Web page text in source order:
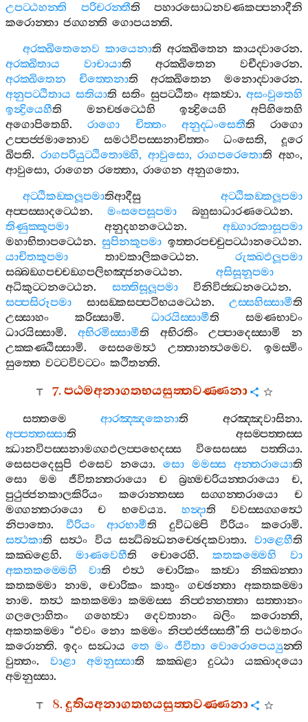
උපට‍්ඨහන‍්ති
පරිචරන‍්තීති
පහාරසොධනවණකප‍්පනාදීනි
කරොන‍්තා ජග‍්ගන‍්ති ගොපයන‍්ති.
අරක‍්ඛිතෙනෙව කායෙනාති අරක‍්ඛිතෙන කායද‍්වාරෙන.
අරක‍්ඛිතාය
වාචායාති අරක‍්ඛිතෙන වචීද‍්වාරෙන.
අරක‍්ඛිතෙන
චිත‍්තෙනාති අරක‍්ඛිතෙන මනොද‍්වාරෙන.
අනුපට‍්ඨිතාය සතියාති සතිං සුපට‍්ඨිතං අකත්‍වා.අසංවුතෙහි
ඉන්‍ද්‍රියෙහීති මනච‍්ඡට‍්ඨෙහි ඉන්‍ද්‍රියෙහි
අපිහිතෙහි
අගොපිතෙහි.රාගො චිත‍්තං අනුද‍්ධංසෙතීති
රාගො
උප‍්පජ‍්ජමානොව
සමථවිපස‍්සනාචිත‍්තං ධංසෙති, දූරෙ
ඛිපති. රාගපරියුට‍්ඨිතොම‍්හි, ආවුසො,රාගපරෙතොති අහං,
ආවුසො, රාගෙන රත‍්තො, රාගෙන අනුගතො.
අට‍්ඨිකඞ‍්කලූපමාතිආදීසු
අට‍්ඨිකඞ‍්කලූපමා
අප‍්පස‍්සාදට‍්ඨෙන.මංසපෙසූපමා බහුසාධාරණට‍්ඨෙන.
තිණුක‍්කූපමා
අනුදහනට‍්ඨෙන. අඞ‍්ගාරකාසූපමා
මහාභිතාපට‍්ඨෙන.සුපිනකූපමා ඉත‍්තරපච‍්චුපට‍්ඨානට‍්ඨෙන.
යාචිතකූපමා
තාවකාලිකට‍්ඨෙන. රුක‍්ඛඵලූපමා
සබ‍්බඞ‍්ගපච‍්චඞ‍්ගපලිභඤ‍්ජනට‍්ඨෙන. අසිසූනූපමා
අධිකුට‍්ටනට‍්ඨෙන. සත‍්තිසූලූපමා විනිවිජ‍්ඣනට‍්ඨෙන.
සප‍්පසිරූපමා
සාසඞ‍්කසප‍්පටිභයට‍්ඨෙන. උස‍්සහිස‍්සාමීති
උස‍්සාහං
කරිස‍්සාමි. ධාරයිස‍්සාමීති
සමණභාවං
ධාරයිස‍්සාමි. අභිරමිස‍්සාමීති අභිරතිං උප‍්පාදෙස‍්සාමි
න
උක‍්කණ‍්ඨිස‍්සාමි. සෙසමෙත්‍ථ උත‍්තානත්‍ථමෙව.ඉමස‍්මිං
සුත‍්තෙ වට‍්ටවිවට‍්ටං කථිතන‍්ති.
7.පඨමඅනාගතභයසුත‍්තවණ‍්ණනා
සත‍්තමෙ ආරඤ‍්ඤකෙනාති අරඤ‍්ඤවාසිනා.
අප‍්පත‍්තස‍්සාති
අසම‍්පත‍්තස‍්ස
ඣානවිපස‍්සනාමග‍්ගඵලප‍්පභෙදස‍්ස
විසෙසස‍්ස පත‍්තියා.
සෙසපදෙසුපි එසෙව නයො. සො මමස‍්ස අන‍්තරායොති
සො
මම ජීවිතන‍්තරායො ච බ්‍රහ‍්මචරියන‍්තරායො ච,
පුථුජ‍්ජනකාලකිරියං
කරොන‍්තස‍්ස සග‍්ගන‍්තරායො
ච
මග‍්ගන‍්තරායො
ච භවෙය්‍ය. හන්‍දාති
වවස‍්සග‍්ගත්‍ථෙ
නිපාතො. වීරියං ආරභාමීති දුවිධම‍්පි වීරියං කරොමි.
සත්‍ථකාති සත්‍ථං විය සන්‍ධිබන්‍ධනච‍්ඡෙදකවාතා. වාළෙහීති
කක‍්ඛළෙහි.මාණවෙහීති චොරෙහි. කතකම‍්මෙහි
වා
අකතකම‍්මෙහි
වාති එත්‍ථ චොරිකං කත්‍වා
නික‍්ඛන‍්තා
කතකම‍්මා
නාම, චොරිකං කාතුං ගච‍්ඡන‍්තා
අකතකම‍්මා
නාම. තත්‍ථ කතකම‍්මා කම‍්මස‍්ස නිප‍්ඵන‍්නත‍්තා සත‍්තානං
ගලලොහිතං
ගහෙත්‍වා දෙවතානං බලිං කරොන‍්ති,
අකතකම‍්මා “එවං නො කම‍්මං නිප‍්ඵජ‍්ජිස‍්සතී”ති පඨමතරං
කරොන‍්ති. ඉදං සන්‍ධාය තෙ මං ජීවිතා වොරොපෙය්‍යුන‍්ති
වුත‍්තං.වාළා අමනුස‍්සාති කක‍්ඛළා දුට‍්ඨා
යක‍්ඛාදයො
අමනුස‍්සා.
8.දුතියඅනාගතභයසුත‍්තවණ‍්ණනා